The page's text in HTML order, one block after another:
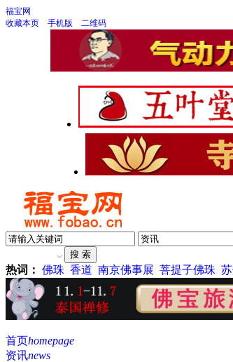
福宝网
收藏本页
手机版 二维码
热词： 佛珠 香道 南京佛事展 菩提子佛珠
首页homepage
资讯news